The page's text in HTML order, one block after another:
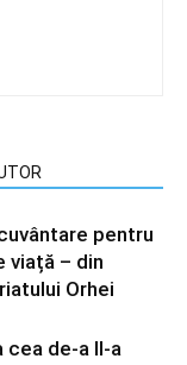
pentru
viață – din
Orhei
cea de-a II-a